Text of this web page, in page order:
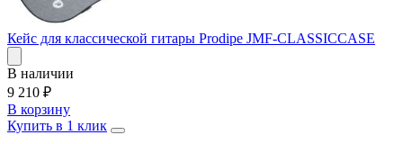
Кейс для классической гитары Prodipe JMF-CLASSICCASE
В наличии
9 210 ₽
В корзину
Купить в 1 клик